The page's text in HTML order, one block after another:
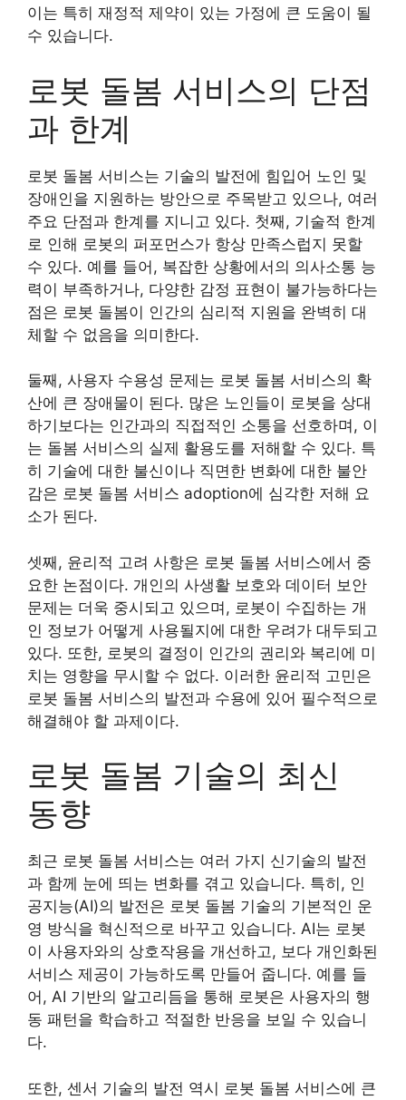
이는 특히 재정적 제약이 있는 가정에 큰 도움이 될
수 있습니다.
로봇 돌봄 서비스의 단점
과 한계
로봇 돌봄 서비스는 기술의 발전에 힘입어 노인 및
장애인을 지원하는 방안으로 주목받고 있으나, 여러
주요 단점과 한계를 지니고 있다. 첫째, 기술적 한계
로 인해 로봇의 퍼포먼스가 항상 만족스럽지 못할
수 있다. 예를 들어, 복잡한 상황에서의 의사소통 능
력이 부족하거나, 다양한 감정 표현이 불가능하다는
점은 로봇 돌봄이 인간의 심리적 지원을 완벽히 대
체할 수 없음을 의미한다.
둘째, 사용자 수용성 문제는 로봇 돌봄 서비스의 확
산에 큰 장애물이 된다. 많은 노인들이 로봇을 상대
하기보다는 인간과의 직접적인 소통을 선호하며, 이
는 돌봄 서비스의 실제 활용도를 저해할 수 있다. 특
히 기술에 대한 불신이나 직면한 변화에 대한 불안
감은 로봇 돌봄 서비스 adoption에 심각한 저해 요
소가 된다.
셋째, 윤리적 고려 사항은 로봇 돌봄 서비스에서 중
요한 논점이다. 개인의 사생활 보호와 데이터 보안
문제는 더욱 중시되고 있으며, 로봇이 수집하는 개
인 정보가 어떻게 사용될지에 대한 우려가 대두되고
있다. 또한, 로봇의 결정이 인간의 권리와 복리에 미
치는 영향을 무시할 수 없다. 이러한 윤리적 고민은
로봇 돌봄 서비스의 발전과 수용에 있어 필수적으로
해결해야 할 과제이다.
로봇 돌봄 기술의 최신
동향
최근 로봇 돌봄 서비스는 여러 가지 신기술의 발전
과 함께 눈에 띄는 변화를 겪고 있습니다. 특히, 인
공지능(AI)의 발전은 로봇 돌봄 기술의 기본적인 운
영 방식을 혁신적으로 바꾸고 있습니다. AI는 로봇
이 사용자와의 상호작용을 개선하고, 보다 개인화된
서비스 제공이 가능하도록 만들어 줍니다. 예를 들
어, AI 기반의 알고리듬을 통해 로봇은 사용자의 행
동 패턴을 학습하고 적절한 반응을 보일 수 있습니
다.
또한, 센서 기술의 발전 역시 로봇 돌봄 서비스에 큰